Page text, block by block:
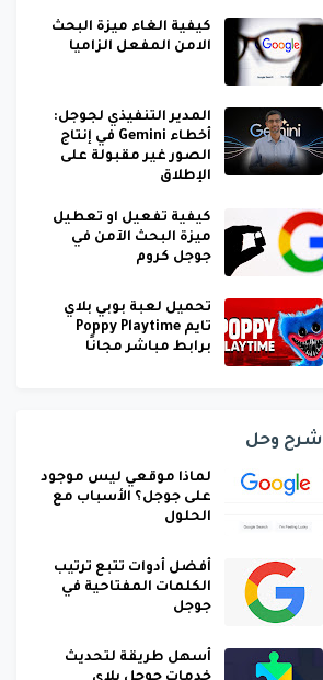
كيفية الغاء ميزة البحث
الامن المفعل الزاميا
المدير التنفيذي لجوجل:
أخطاء Gemini في إنتاج
الصور غير مقبولة على
الإطلاق
كيفية تفعيل او تعطيل
ميزة البحث الآمن في
جوجل كروم
تحميل لعبة بوبي بلاي
تايم Poppy Playtime
برابط مباشر مجانًا
شرح وحل
لماذا موقعي ليس موجود
على جوجل؟ الأسباب مع
الحلول
أفضل أدوات تتبع ترتيب
الكلمات المفتاحية في
جوجل
أسهل طريقة لتحديث